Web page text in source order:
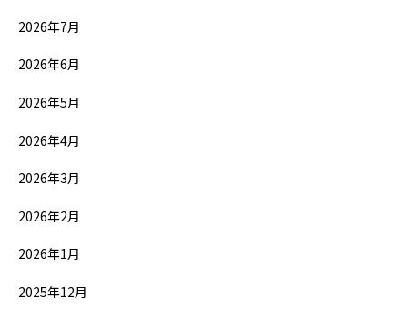
2026年7月
2026年6月
2026年5月
2026年4月
2026年3月
2026年2月
2026年1月
2025年12月